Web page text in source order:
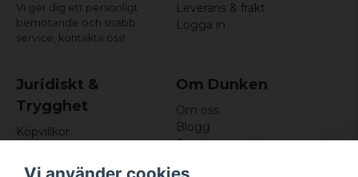
Vi ger dig ett personligt
bemötande och snabb
service, kontakta oss!
Leverans & frakt
Logga in
Juridiskt &
Trygghet
Köpvillkor
Om cookies
Om Dunken
Om oss
Blogg
Omdömen och